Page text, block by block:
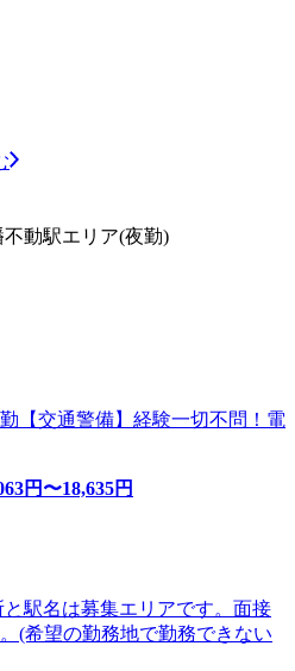
動駅エリア(夜勤)
【交通警備】経験一切不問！電
円〜18,635円
駅名は募集エリアです。面接
(希望の勤務地で勤務できない